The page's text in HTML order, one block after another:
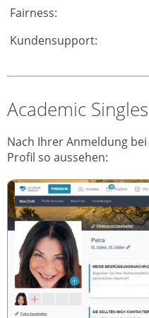
Fairness:
Kundensupport:
Academic
Nach Ihrer Anmeldung
Profil so aussehen: